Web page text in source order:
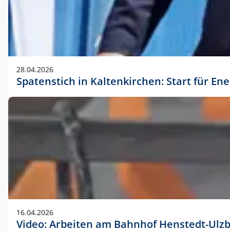
28.04.2026
Spatenstich in Kaltenkirchen: Start für
16.04.2026
Video: Arbeiten am Bahnhof Henstedt-